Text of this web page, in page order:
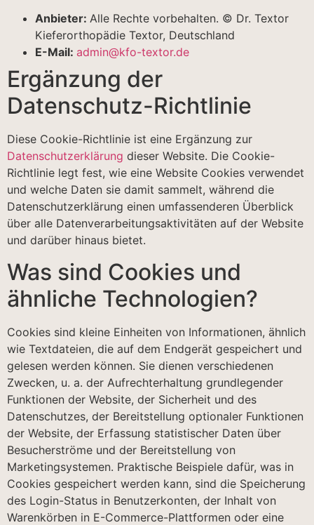
Anbieter: Alle Rechte vorbehalten. © Dr. Textor
Kieferorthopädie Textor, Deutschland
E-Mail: admin@kfo-textor.de
Ergänzung der
Datenschutz-Richtlinie
Diese Cookie-Richtlinie ist eine Ergänzung zur
Datenschutzerklärung dieser Website. Die Cookie-
Richtlinie legt fest, wie eine Website Cookies verwendet
und welche Daten sie damit sammelt, während die
Datenschutzerklärung einen umfassenderen Überblick
über alle Datenverarbeitungsaktivitäten auf der Website
und darüber hinaus bietet.
Was sind Cookies und
ähnliche Technologien?
Cookies sind kleine Einheiten von Informationen, ähnlich
wie Textdateien, die auf dem Endgerät gespeichert und
gelesen werden können. Sie dienen verschiedenen
Zwecken, u. a. der Aufrechterhaltung grundlegender
Funktionen der Website, der Sicherheit und des
Datenschutzes, der Bereitstellung optionaler Funktionen
der Website, der Erfassung statistischer Daten über
Besucherströme und der Bereitstellung von
Marketingsystemen. Praktische Beispiele dafür, was in
Cookies gespeichert werden kann, sind die Speicherung
des Login-Status in Benutzerkonten, der Inhalt von
Warenkörben in E-Commerce-Plattformen oder eine